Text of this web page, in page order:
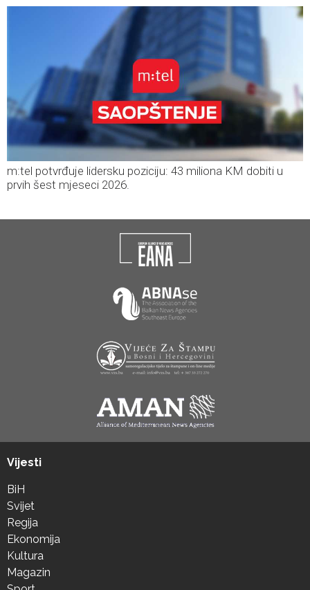
m:tel potvrđuje lidersku poziciju: 43 miliona KM dobiti u
prvih šest mjeseci 2026.
Vijesti
BiH
Svijet
Regija
Ekonomija
Kultura
Magazin